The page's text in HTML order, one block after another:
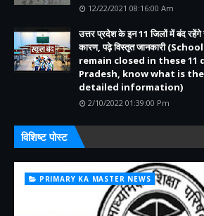
12/22/2021 08:16:00 Am
उत्तर प्रदेश के इन 11 जिलों में बंद
कारण, पढ़े विस्तृत जानकारी
remain closed in these
Pradesh, know what is
detailed information)
2/10/2022 01:39:00 Pm
विशिष्ट पोस्ट
PRIMARY KA MASTER NEWS